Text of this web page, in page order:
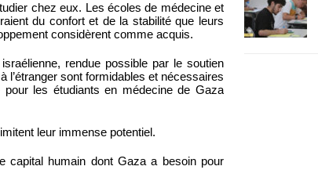
chez eux. Les écoles de médecine et
du confort et de la stabilité que leurs
considèrent comme acquis.
rendue possible par le soutien
l’étranger sont formidables et nécessaires
les étudiants en médecine de Gaza
leur immense potentiel.
capital humain dont Gaza a besoin pour